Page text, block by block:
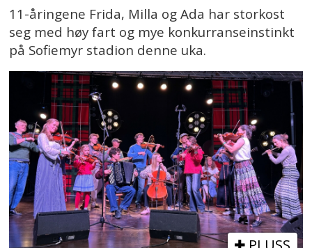
11-åringene Frida, Milla og Ada har storkost
seg med høy fart og mye konkurranseinstinkt
på Sofiemyr stadion denne uka.